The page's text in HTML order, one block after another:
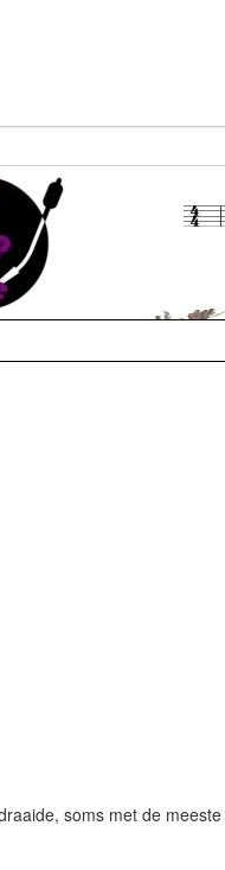
soms met de meeste